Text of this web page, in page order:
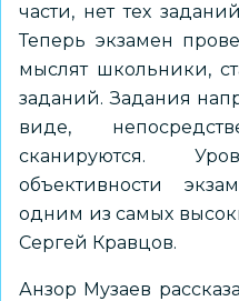
части, нет тех
Теперь экзамен
мыслят школьники,
заданий. Задания
виде,
сканируются.
объективности
одним из самых
Сергей Кравцов.
Анзор Музаев